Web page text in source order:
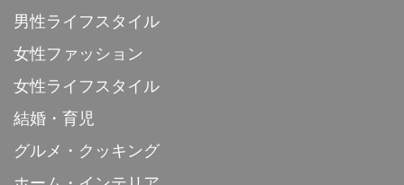
男性ライフスタイル
女性ファッション
女性ライフスタイル
結婚・育児
グルメ・クッキング